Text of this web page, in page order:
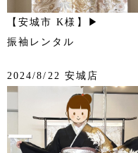
【安城市 K様】▶
振袖レンタル
2024/8/22 安城店